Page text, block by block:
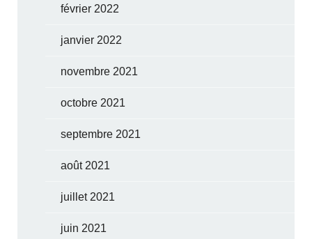
février 2022
janvier 2022
novembre 2021
octobre 2021
septembre 2021
août 2021
juillet 2021
juin 2021